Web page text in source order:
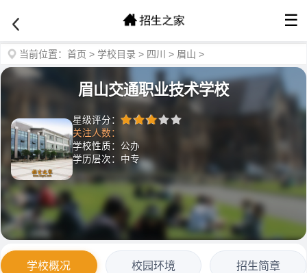
☰
当前位置： 首页 > 学校目录 > 四川 > 眉山 >
眉山交通职业技术学校
星级评分：
关注人数：
学校性质：公办
学历层次：中专
学校概况 校园环境 招生简章